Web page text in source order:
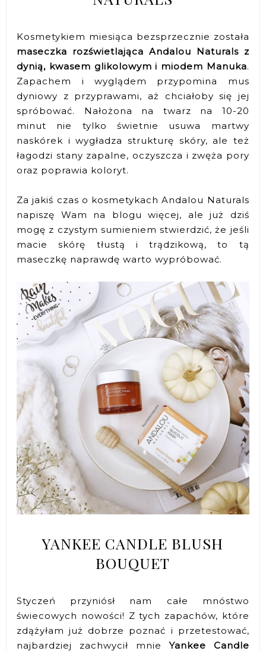
Kosmetykiem miesiąca bezsprzecznie została
maseczka rozświetlająca Andalou Naturals z
dynią, kwasem glikolowym i miodem Manuka.
Zapachem i wyglądem przypomina mus
dyniowy z przyprawami, aż chciałoby się jej
spróbować. Nałożona na twarz na 10-20
minut nie tylko świetnie usuwa martwy
naskórek i wygładza strukturę skóry, ale też
łagodzi stany zapalne, oczyszcza i zwęża pory
oraz poprawia koloryt.
Za jakiś czas o kosmetykach Andalou Naturals
napiszę Wam na blogu więcej, ale już dziś
mogę z czystym sumieniem stwierdzić, że jeśli
macie skórę tłustą i trądzikową, to tą
maseczkę naprawdę warto wypróbować.
YANKEE CANDLE BLUSH
BOUQUET
Styczeń przyniósł nam całe mnóstwo
świecowych nowości! Z tych zapachów, które
zdążyłam już dobrze poznać i przetestować,
najbardziej zachwycił mnieYankee Candle